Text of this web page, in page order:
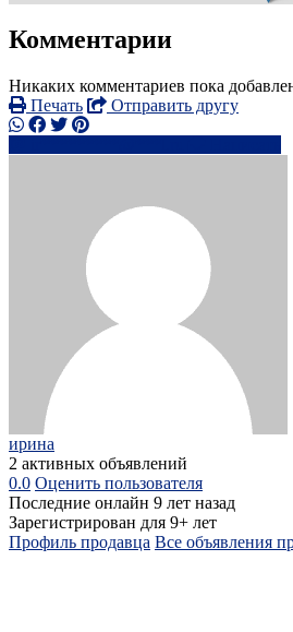
Комментарии
Никаких комментариев пока
Печать
Отправить другу
ирина
2 активных объявлений
0.0 Оценить пользователя
Последние онлайн 9 лет назад
Зарегистрирован для 9+ лет
Профиль продавца Все объявления